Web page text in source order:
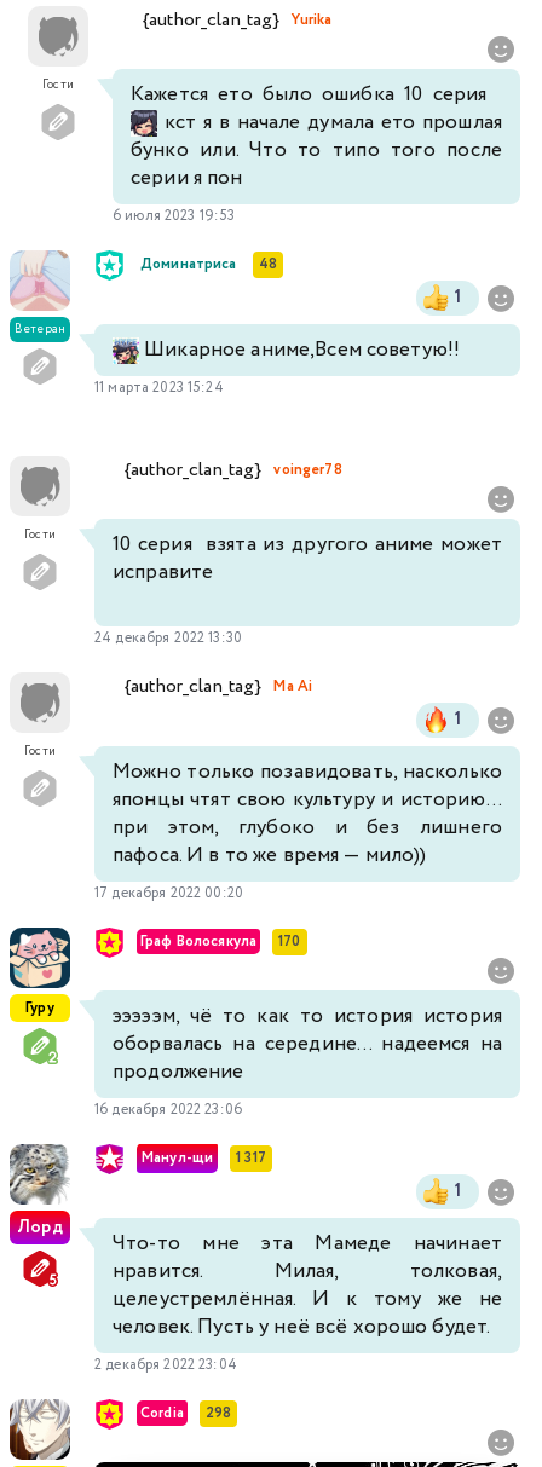
Гости
{author_clan_tag} Yurika
Кажется ето было ошибка 10 серия
кст я в начале думала ето прошлая
бунко или. Что то типо того после
серии я пон
6 июля 2023 19:53
Ветеран
Доминатриса 48
1
Шикарное аниме,Всем советую!!
11 марта 2023 15:24
Гости
{author_clan_tag} voinger78
10 серия взята из другого аниме может
исправите
24 декабря 2022 13:30
Гости
{author_clan_tag} Ma Ai
1
Можно только позавидовать, насколько
японцы чтят свою культуру и историю...
при этом, глубоко и без лишнего
пафоса. И в то же время — мило))
17 декабря 2022 00:20
Гуру
Граф Волосякула 170
эээээм, чё то как то история история
оборвалась на середине... надеемся на
продолжение
16 декабря 2022 23:06
Лорд
Манул-щи 1 317
1
Что-то мне эта Мамеде начинает
нравится. Милая, толковая,
целеустремлённая. И к тому же не
человек. Пусть у неё всё хорошо будет.
2 декабря 2022 23:04
Cordia 298